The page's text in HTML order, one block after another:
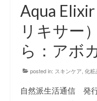
お買い物ページ
お客様の声
お問い合わせ
Aqua
リキサー
ら：アボ
posted in: スキンケア 化粧
自然派生活通信 発